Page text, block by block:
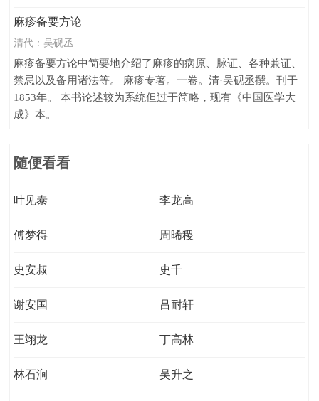
麻疹备要方论
清代： 吴砚丞
麻疹备要方论中简要地介绍了麻疹的病原、脉证、各种兼证、
禁忌以及备用诸法等。 麻疹专著。一卷。清·吴砚丞撰。刊于
1853年。 本书论述较为系统但过于简略，现有《中国医学大
成》本。
随便看看
叶见泰 李龙高
傅梦得 周晞稷
史安叔 史千
谢安国 吕耐轩
王翊龙 丁高林
林石涧 吴升之